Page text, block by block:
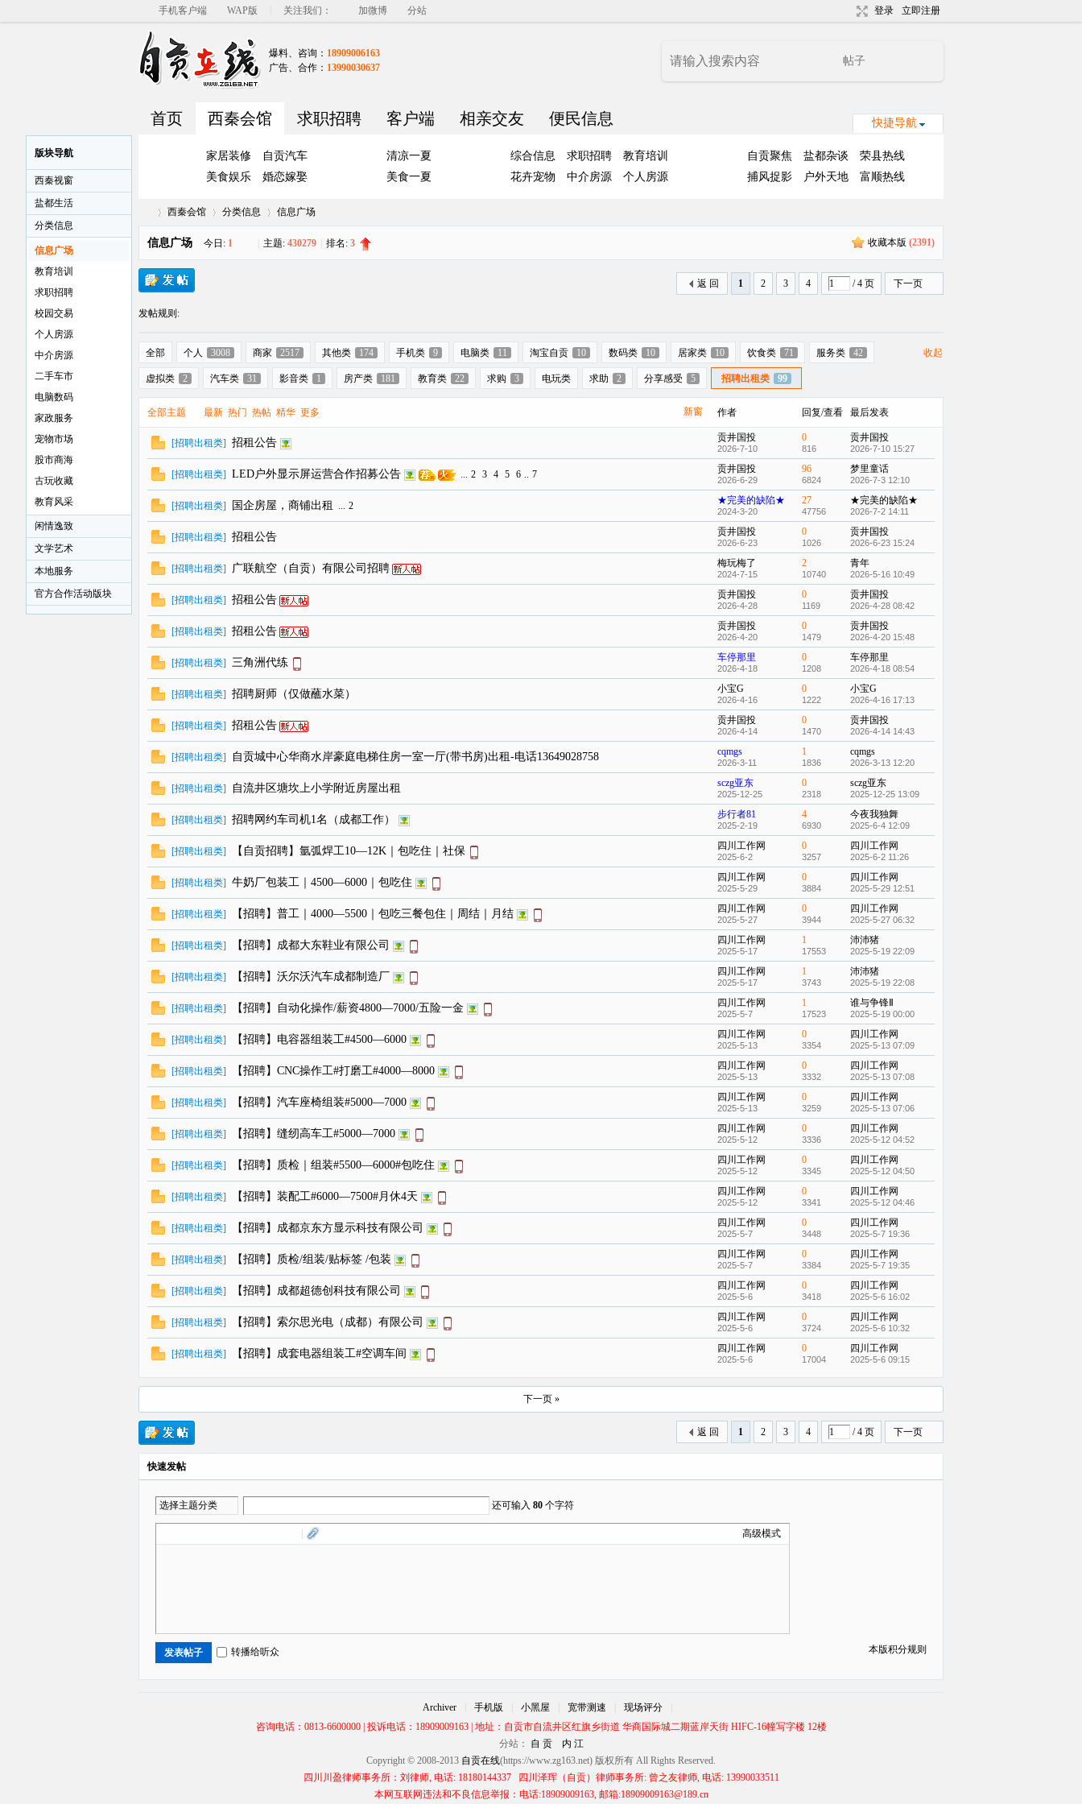
手机客户端 WAP版 关注我们： 加微博 分站 登录 立即注册
爆料、咨询： 18909006163
广告、合作： 13990030637
帖子
快捷导航
首页 西秦会馆 求职招聘 客户端 相亲交友 便民信息
家居装修
自贡汽车
美食娱乐
婚恋嫁娶
清凉一夏
美食一夏
综合信息 求职招聘
教育培训
花卉宠物
中介房源 个人房源
自贡聚焦 盐都杂谈
荣县热线
捕风捉影
户外天地 富顺热线
自 »
西秦会馆 分类信息 信息广场
版块导航
西秦视窗
盐都生活
分类信息
信息广场
教育培训
求职招聘
校园交易
个人房源
中介房源
二手车市
电脑数码
家政服务
宠物市场
股市商海
古玩收藏
教育风采
闲情逸致
文学艺术
本地服务
官方合作活动版块
收藏本版 (2391)
信息广场 今日: 1 主题: 430279 排名: 3
1 2 3 4 / 4 页 下一页
返 回
发帖规则:
收起
全部 个人 3008 商家 2517 其他类 174 手机类 9 电脑类 11 淘宝自贡 10 数码类 10 居家类 10 饮食类 71 服务类 42
虚拟类 2 汽车类 31 影音类 1 房产类 181 教育类 22 求购 3 电玩类 求助 2 分享感受 5 招聘出租类 99
新窗
全部主题 最新 热门 热帖 精华 更多 作者 回复/查看 最后发表
[招聘出租类] 招租公告 贡井国投
2026-7-10
0
816
贡井国投
2026-7-10 15:27
[招聘出租类] LED户外显示屏运营合作招募公告 ... 2 3 4 5 6 .. 7 贡井国投
2026-6-29
96
6824
梦里童话
2026-7-3 12:10
[招聘出租类] 国企房屋，商铺出租 ... 2 ★完美的缺陷★
2024-3-20
27
47756
★完美的缺陷★
2026-7-2 14:11
[招聘出租类] 招租公告 贡井国投
2026-6-23
0
1026
贡井国投
2026-6-23 15:24
[招聘出租类] 广联航空（自贡）有限公司招聘 梅玩梅了
2024-7-15
2
10740
青年
2026-5-16 10:49
[招聘出租类] 招租公告 贡井国投
2026-4-28
0
1169
贡井国投
2026-4-28 08:42
[招聘出租类] 招租公告 贡井国投
2026-4-20
0
1479
贡井国投
2026-4-20 15:48
[招聘出租类] 三角洲代练 车停那里
2026-4-18
0
1208
车停那里
2026-4-18 08:54
[招聘出租类] 招聘厨师（仅做蘸水菜） 小宝G
2026-4-16
0
1222
小宝G
2026-4-16 17:13
[招聘出租类] 招租公告 贡井国投
2026-4-14
0
1470
贡井国投
2026-4-14 14:43
[招聘出租类] 自贡城中心华商水岸豪庭电梯住房一室一厅(带书房)出租-电话13649028758 cqmgs
2026-3-11
1
1836
cqmgs
2026-3-13 12:20
[招聘出租类] 自流井区塘坎上小学附近房屋出租 sczg亚东
2025-12-25
0
2318
sczg亚东
2025-12-25 13:09
[招聘出租类] 招聘网约车司机1名（成都工作） 步行者81
2025-2-19
4
6930
今夜我独舞
2025-6-4 12:09
[招聘出租类] 【自贡招聘】氩弧焊工10—12K｜包吃住｜社保 四川工作网
2025-6-2
0
3257
四川工作网
2025-6-2 11:26
[招聘出租类] 牛奶厂包装工｜4500—6000｜包吃住 四川工作网
2025-5-29
0
3884
四川工作网
2025-5-29 12:51
[招聘出租类] 【招聘】普工｜4000—5500｜包吃三餐包住｜周结｜月结 四川工作网
2025-5-27
0
3944
四川工作网
2025-5-27 06:32
[招聘出租类] 【招聘】成都大东鞋业有限公司 四川工作网
2025-5-17
1
17553
沛沛猪
2025-5-19 22:09
[招聘出租类] 【招聘】沃尔沃汽车成都制造厂 四川工作网
2025-5-17
1
3743
沛沛猪
2025-5-19 22:08
[招聘出租类] 【招聘】自动化操作/薪资4800—7000/五险一金 四川工作网
2025-5-7
1
17523
谁与争锋Ⅱ
2025-5-19 00:00
[招聘出租类] 【招聘】电容器组装工#4500—6000 四川工作网
2025-5-13
0
3354
四川工作网
2025-5-13 07:09
[招聘出租类] 【招聘】CNC操作工#打磨工#4000—8000 四川工作网
2025-5-13
0
3332
四川工作网
2025-5-13 07:08
[招聘出租类] 【招聘】汽车座椅组装#5000—7000 四川工作网
2025-5-13
0
3259
四川工作网
2025-5-13 07:06
[招聘出租类] 【招聘】缝纫高车工#5000—7000 四川工作网
2025-5-12
0
3336
四川工作网
2025-5-12 04:52
[招聘出租类] 【招聘】质检｜组装#5500—6000#包吃住 四川工作网
2025-5-12
0
3345
四川工作网
2025-5-12 04:50
[招聘出租类] 【招聘】装配工#6000—7500#月休4天 四川工作网
2025-5-12
0
3341
四川工作网
2025-5-12 04:46
[招聘出租类] 【招聘】成都京东方显示科技有限公司 四川工作网
2025-5-7
0
3448
四川工作网
2025-5-7 19:36
[招聘出租类] 【招聘】质检/组装/贴标签 /包装 四川工作网
2025-5-7
0
3384
四川工作网
2025-5-7 19:35
[招聘出租类] 【招聘】成都超德创科技有限公司 四川工作网
2025-5-6
0
3418
四川工作网
2025-5-6 16:02
[招聘出租类] 【招聘】索尔思光电（成都）有限公司 四川工作网
2025-5-6
0
3724
四川工作网
2025-5-6 10:32
[招聘出租类] 【招聘】成套电器组装工#空调车间 四川工作网
2025-5-6
0
17004
四川工作网
2025-5-6 09:15
下一页 »
1 2 3 4 / 4 页 下一页
返 回
快速发帖
选择主题分类 还可输入 80 个字符
高级模式
本版积分规则
发表帖子 转播给听众
Archiver 手机版 小黑屋 宽带测速 现场评分
咨询电话：0813-6600000 | 投诉电话：18909009163 | 地址：自贡市自流井区红旗乡街道 华商国际城二期蓝岸天街 HIFC-16幢写字楼 12楼
分站：
自 贡
内 江
Copyright © 2008-2013 自贡在线(https://www.zg163.net) 版权所有 All Rights Reserved.
四川川盈律师事务所：刘律师, 电话: 18180144337 四川泽珲（自贡）律师事务所: 曾之友律师, 电话: 13990033511
本网互联网违法和不良信息举报：电话:18909009163, 邮箱:18909009163@189.cn